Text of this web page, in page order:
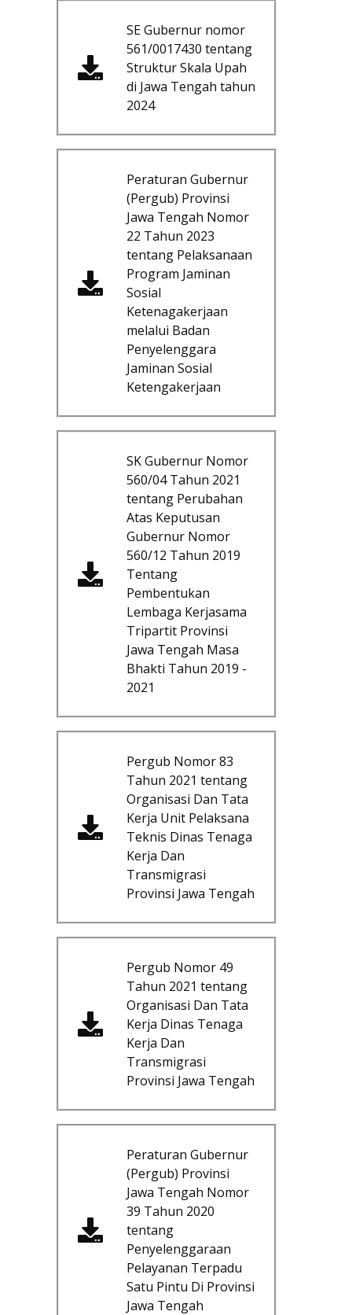
SE Gubernur nomor
561/0017430 tentang
Struktur Skala Upah
di Jawa Tengah tahun
2024
Peraturan Gubernur
(Pergub) Provinsi
Jawa Tengah Nomor
22 Tahun 2023
tentang Pelaksanaan
Program Jaminan
Sosial
Ketenagakerjaan
melalui Badan
Penyelenggara
Jaminan Sosial
Ketengakerjaan
SK Gubernur Nomor
560/04 Tahun 2021
tentang Perubahan
Atas Keputusan
Gubernur Nomor
560/12 Tahun 2019
Tentang
Pembentukan
Lembaga Kerjasama
Tripartit Provinsi
Jawa Tengah Masa
Bhakti Tahun 2019 -
2021
Pergub Nomor 83
Tahun 2021 tentang
Organisasi Dan Tata
Kerja Unit Pelaksana
Teknis Dinas Tenaga
Kerja Dan
Transmigrasi
Provinsi Jawa Tengah
Pergub Nomor 49
Tahun 2021 tentang
Organisasi Dan Tata
Kerja Dinas Tenaga
Kerja Dan
Transmigrasi
Provinsi Jawa Tengah
Peraturan Gubernur
(Pergub) Provinsi
Jawa Tengah Nomor
39 Tahun 2020
tentang
Penyelenggaraan
Pelayanan Terpadu
Satu Pintu Di Provinsi
Jawa Tengah